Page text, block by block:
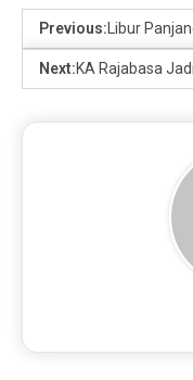
Previous: Libur
Next:KA Rajabasa